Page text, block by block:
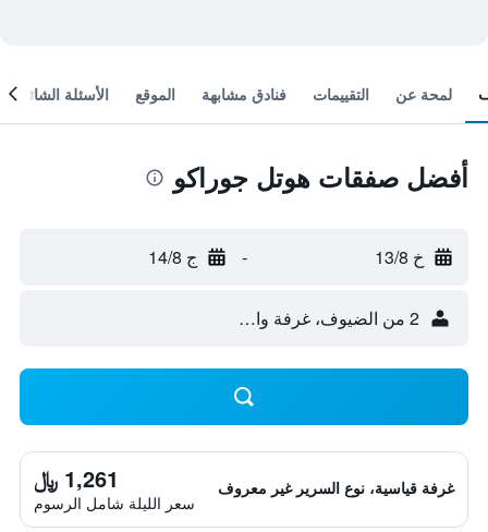
لمحة عن التقييمات فنادق مشابهة الموقع الأسئلة الشائعة
أفضل صفقات هوتل جوراكو
خ 13/8 - ج 14/8
2 من الضيوف، غرفة واحدة
غرفة قياسية، نوع السرير غير معروف 1,261 ﷼
سعر الليلة شامل الرسوم